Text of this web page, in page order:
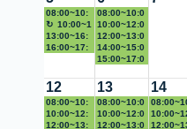
08:00~10:
00
Asignatura
-
10:00~1
2:00
Diseño
13:00~16:
00
16:00~17:
08:00~10:0
0 DISEÑO
PIEZAS
10:00~12:0
0 Diseño
Web
12:00~13:0
0
Capacitaci
14:00~15:0
0
ón IA
15:00~17:0
12
08:00~10:
00 Patricia
Franco
10:00~12:
00 Erick
12:00~13:
13
08:00~10:0
0 Iris
10:00~12:0
012:00~13:0
14
C33